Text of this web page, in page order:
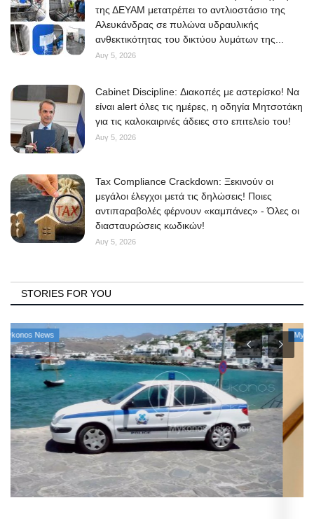
της ΔΕΥΑΜ μετατρέπει το αντλιοστάσιο της
Αλευκάνδρας σε πυλώνα υδραυλικής
ανθεκτικότητας του δικτύου λυμάτων της...
Αυγ 5, 2026
Cabinet Discipline: Διακοπές με αστερίσκο! Να
είναι alert όλες τις ημέρες, η οδηγία Μητσοτάκη
για τις καλοκαιρινές άδειες στο επιτελείο του!
Αυγ 5, 2026
Tax Compliance Crackdown: Ξεκινούν οι
μεγάλοι έλεγχοι μετά τις δηλώσεις! Ποιες
αντιπαραβολές φέρνουν «καμπάνες» - Όλες οι
διασταυρώσεις κωδικών!
Αυγ 5, 2026
STORIES FOR YOU
Mykonos News